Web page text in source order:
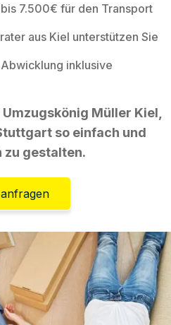
7.500€ für den Transport
aus Kiel unterstützen Sie
inklusive
Müller Kiel,
so einfach und
gestalten.